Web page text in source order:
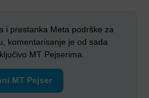
i prestanka Meta podrške za
komentarisanje je od sada
MT Pejserima.
MT Pejser